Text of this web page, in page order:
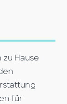
Hause
für